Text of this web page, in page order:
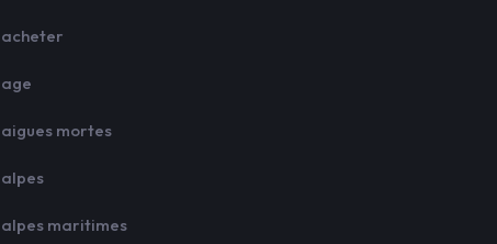
acheter
age
aigues mortes
alpes
alpes maritimes